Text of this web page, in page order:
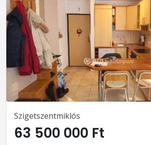
Szigetszentmiklós
63 500 000 Ft